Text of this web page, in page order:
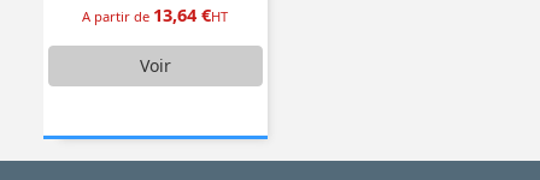
A partir de 13,64 €HT
Voir